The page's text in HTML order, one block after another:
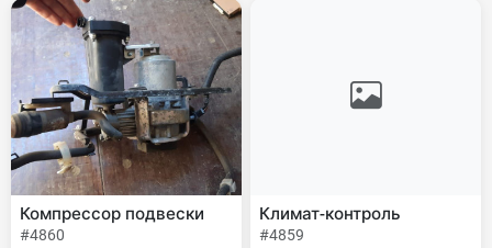
Компрессор подвески
#4860
Климат-контроль
#4859